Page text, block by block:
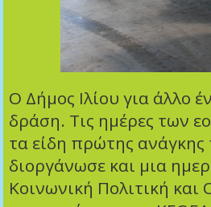
Ο Δήμος Ιλίου για άλλο
δράση. Τις ημέρες των
τα είδη πρώτης
διοργάνωσε και μια
Κοινωνική Πολιτική